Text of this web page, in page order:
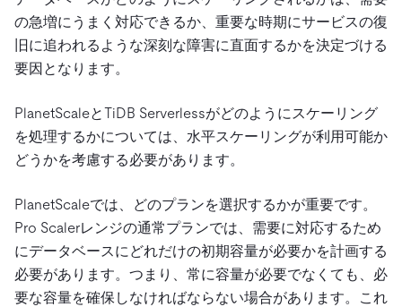
の急増にうまく対応できるか、重要な時期にサービスの復
旧に追われるような深刻な障害に直面するかを決定づける
要因となります。
PlanetScaleとTiDB Serverlessがどのようにスケーリング
を処理するかについては、水平スケーリングが利用可能か
どうかを考慮する必要があります。
PlanetScaleでは、どのプランを選択するかが重要です。
Pro Scalerレンジの通常プランでは、需要に対応するため
にデータベースにどれだけの初期容量が必要かを計画する
必要があります。つまり、常に容量が必要でなくても、必
要な容量を確保しなければならない場合があります。これ